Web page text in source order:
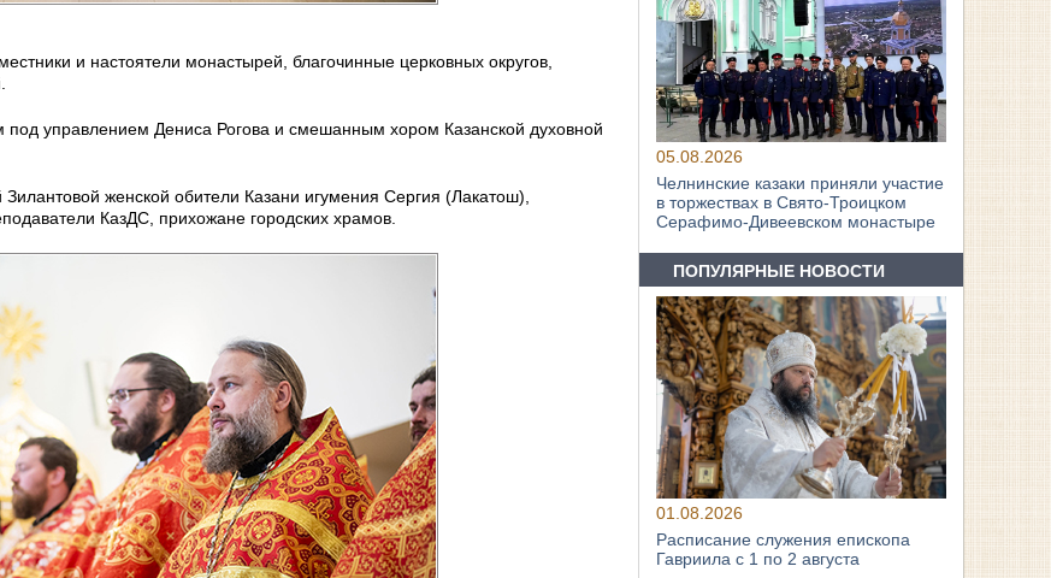
и настоятели монастырей, благочинные церковных округов,
управлением Дениса Рогова и смешанным хором Казанской духовной
женской обители Казани игумения Сергия (Лакатош),
КазДС, прихожане городских храмов.
05.08.2026
Челнинские казаки приняли участие
в торжествах в Свято‑Троицком
Серафимо‑Дивеевском монастыре
ПОПУЛЯРНЫЕ НОВОСТИ
01.08.2026
Расписание служения епископа
Гавриила с 1 по 2 августа